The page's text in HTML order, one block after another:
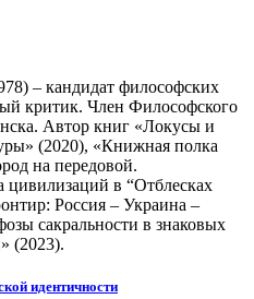
– кандидат философских
критик. Член Философского
Автор книг «Локусы и
(2020), «Книжная полка
на передовой.
цивилизаций в “Отблесках
Россия – Украина –
сакральности в знаковых
(2023).
идентичности